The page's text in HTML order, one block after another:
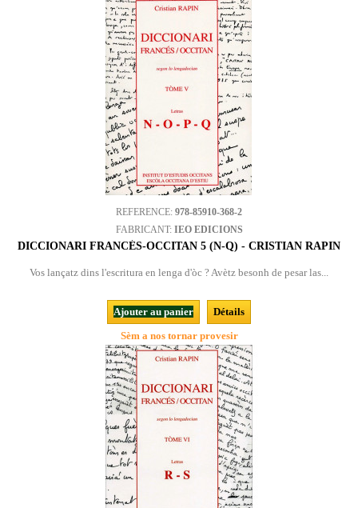
REFERENCE: 978-85910-368-2
FABRICANT: IEO EDICIONS
DICCIONARI FRANCÉS-OCCITAN 5 (N-Q) - CRISTIAN RAPIN
Vos lançatz dins l'escritura en lenga d'òc ? Avètz besonh de pesar las...
Ajouter au panier
Détails
Sèm a nos tornar provesir